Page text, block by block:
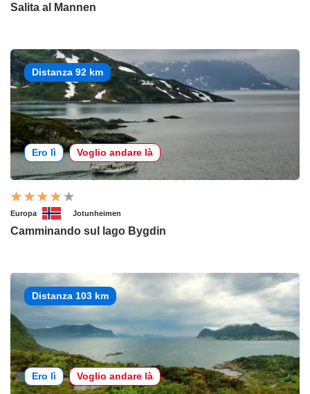
Salita al Mannen
Distanza 92 km
Ero lì Voglio andare là
Europa Jotunheimen
Camminando sul lago Bygdin
Distanza 103 km
Ero lì Voglio andare là